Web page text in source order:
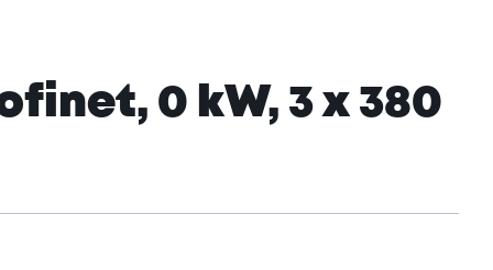
0 kW, 3 x 380